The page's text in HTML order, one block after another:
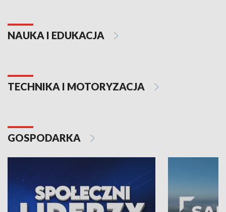
NAUKA I EDUKACJA
TECHNIKA I MOTORYZACJA
GOSPODARKA